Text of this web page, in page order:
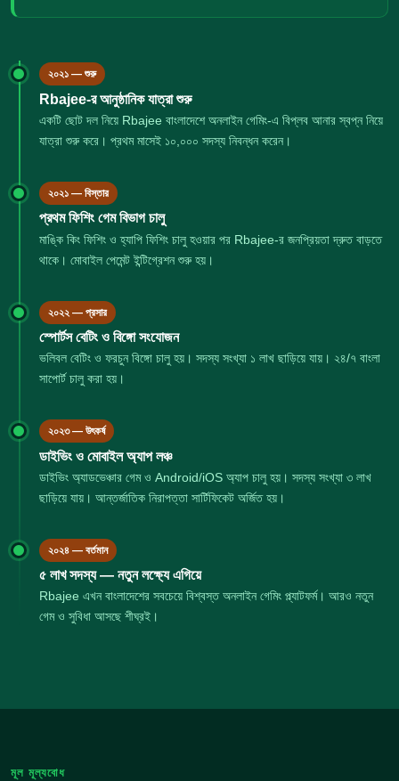
২০২১ — শুরু
Rbajee-র আনুষ্ঠানিক যাত্রা শুরু
একটি ছোট দল নিয়ে Rbajee বাংলাদেশে অনলাইন গেমিং-এ বিপ্লব আনার স্বপ্ন নিয়ে
যাত্রা শুরু করে। প্রথম মাসেই ১০,০০০ সদস্য নিবন্ধন করেন।
২০২১ — বিস্তার
প্রথম ফিশিং গেম বিভাগ চালু
মাঙ্কি কিং ফিশিং ও হ্যাপি ফিশিং চালু হওয়ার পর Rbajee-র জনপ্রিয়তা দ্রুত বাড়তে
থাকে। মোবাইল পেমেন্ট ইন্টিগ্রেশন শুরু হয়।
২০২২ — প্রসার
স্পোর্টস বেটিং ও বিঙ্গো সংযোজন
ভলিবল বেটিং ও ফরচুন বিঙ্গো চালু হয়। সদস্য সংখ্যা ১ লাখ ছাড়িয়ে যায়। ২৪/৭ বাংলা
সাপোর্ট চালু করা হয়।
২০২৩ — উৎকর্ষ
ডাইভিং ও মোবাইল অ্যাপ লঞ্চ
ডাইভিং অ্যাডভেঞ্চার গেম ও Android/iOS অ্যাপ চালু হয়। সদস্য সংখ্যা ৩ লাখ
ছাড়িয়ে যায়। আন্তর্জাতিক নিরাপত্তা সার্টিফিকেট অর্জিত হয়।
২০২৪ — বর্তমান
৫ লাখ সদস্য — নতুন লক্ষ্যে এগিয়ে
Rbajee এখন বাংলাদেশের সবচেয়ে বিশ্বস্ত অনলাইন গেমিং প্ল্যাটফর্ম। আরও নতুন
গেম ও সুবিধা আসছে শীঘ্রই।
মূল মূল্যবোধ